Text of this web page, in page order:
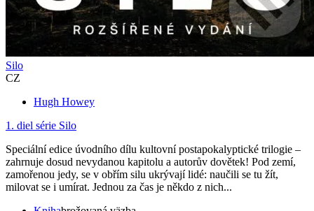
Silo
CZ
Hugh Howey
1. diel série Silo
Speciální edice úvodního dílu kultovní postapokalyptické trilogie –
zahrnuje dosud nevydanou kapitolu a autorův dovětek! Pod zemí,
zamořenou jedy, se v obřím silu ukrývají lidé: naučili se tu žít,
milovat se i umírat. Jednou za čas je někdo z nich...